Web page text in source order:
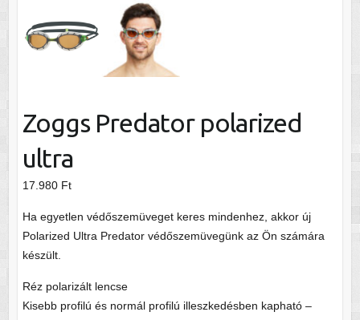
Zoggs Predator polarized
ultra
17.980 Ft
Ha egyetlen védőszemüveget keres mindenhez, akkor új
Polarized Ultra Predator védőszemüvegünk az Ön számára
készült.
Réz polarizált lencse
Kisebb profilú és normál profilú illeszkedésben kapható –